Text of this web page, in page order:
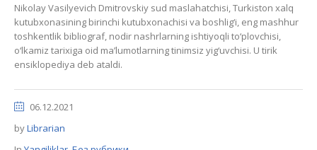
Nikolay Vasilyevich Dmitrovskiy sud maslahatchisi, Turkiston xalq
kutubxonasining birinchi kutubxonachisi va boshlig‘i, eng mashhur
toshkentlik bibliograf, nodir nashrlarning ishtiyoqli to‘plovchisi,
o‘lkamiz tarixiga oid ma’lumotlarning tinimsiz yig‘uvchisi. U tirik
ensiklopediya deb ataldi.
06.12.2021
byLibrarian